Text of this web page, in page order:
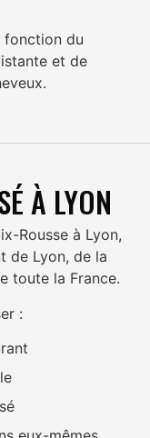
fonction du
et de
À LYON
Rousse à Lyon,
de Lyon, de la
toute la France.
: